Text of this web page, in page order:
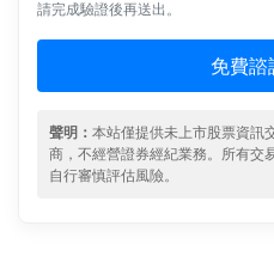
請完成驗證後再送出。
免費諮
聲明： 本站僅提供未上市股票資訊
商，不經營證券經紀業務。所有交
自行審慎評估風險。